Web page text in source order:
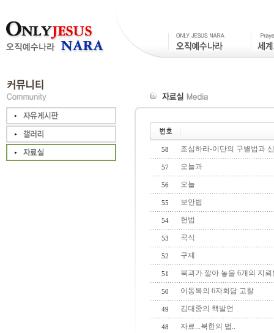
58 조심하라-이단의 구별법과
57 오늘과
56 오늘
55 보안법
54 헌법
53 곡식
52 구제
51 북괴가 깔아 놓을 6개의 지뢰
50 이동복의 6자회담 고찰
49 김대중의 핵발언
48 자료...북한의 법..